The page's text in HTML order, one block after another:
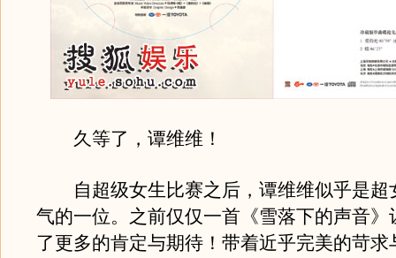
久等了，谭维维！
自超级女生比赛之后，谭维维似乎是超
气的一位。之前仅仅一首《雪落下的声音》
了更多的肯定与期待！带着近乎完美的苛求